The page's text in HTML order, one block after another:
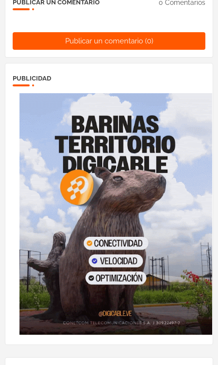
PUBLICAR UN COMENTARIO 0 Comentarios
Publicar un comentario (0)
PUBLICIDAD